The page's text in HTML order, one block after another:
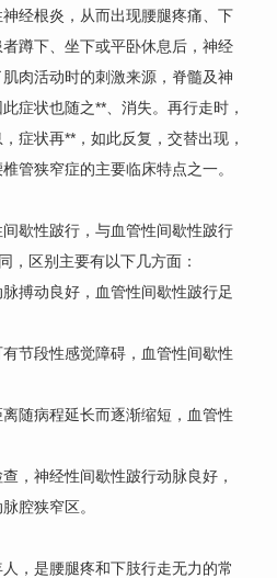
经根炎，从而出现腰腿疼痛、下
蹲下、坐下或平卧休息后，神经
肉活动时的刺激来源，脊髓及神
症状也随之**、消失。再行走时，
症状再**，如此反复，交替出现，
管狭窄症的主要临床特点之一。
歇性跛行，与血管性间歇性跛行
，区别主要有以下几方面：
搏动良好，血管性间歇性跛行足
节段性感觉障碍，血管性间歇性
随病程延长而逐渐缩短，血管性
，神经性间歇性跛行动脉良好，
腔狭窄区。
，是腰腿疼和下肢行走无力的常